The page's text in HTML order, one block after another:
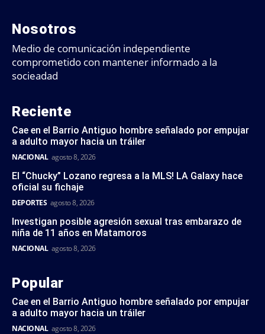
Nosotros
Medio de comunicación independiente
comprometido con mantener informado a la
socieadad
Reciente
Cae en el Barrio Antiguo hombre señalado por empujar
a adulto mayor hacia un tráiler
NACIONAL agosto 8, 2026
El “Chucky” Lozano regresa a la MLS! LA Galaxy hace
oficial su fichaje
DEPORTES agosto 8, 2026
Investigan posible agresión sexual tras embarazo de
niña de 11 años en Matamoros
NACIONAL agosto 8, 2026
Popular
Cae en el Barrio Antiguo hombre señalado por empujar
a adulto mayor hacia un tráiler
NACIONAL agosto 8, 2026